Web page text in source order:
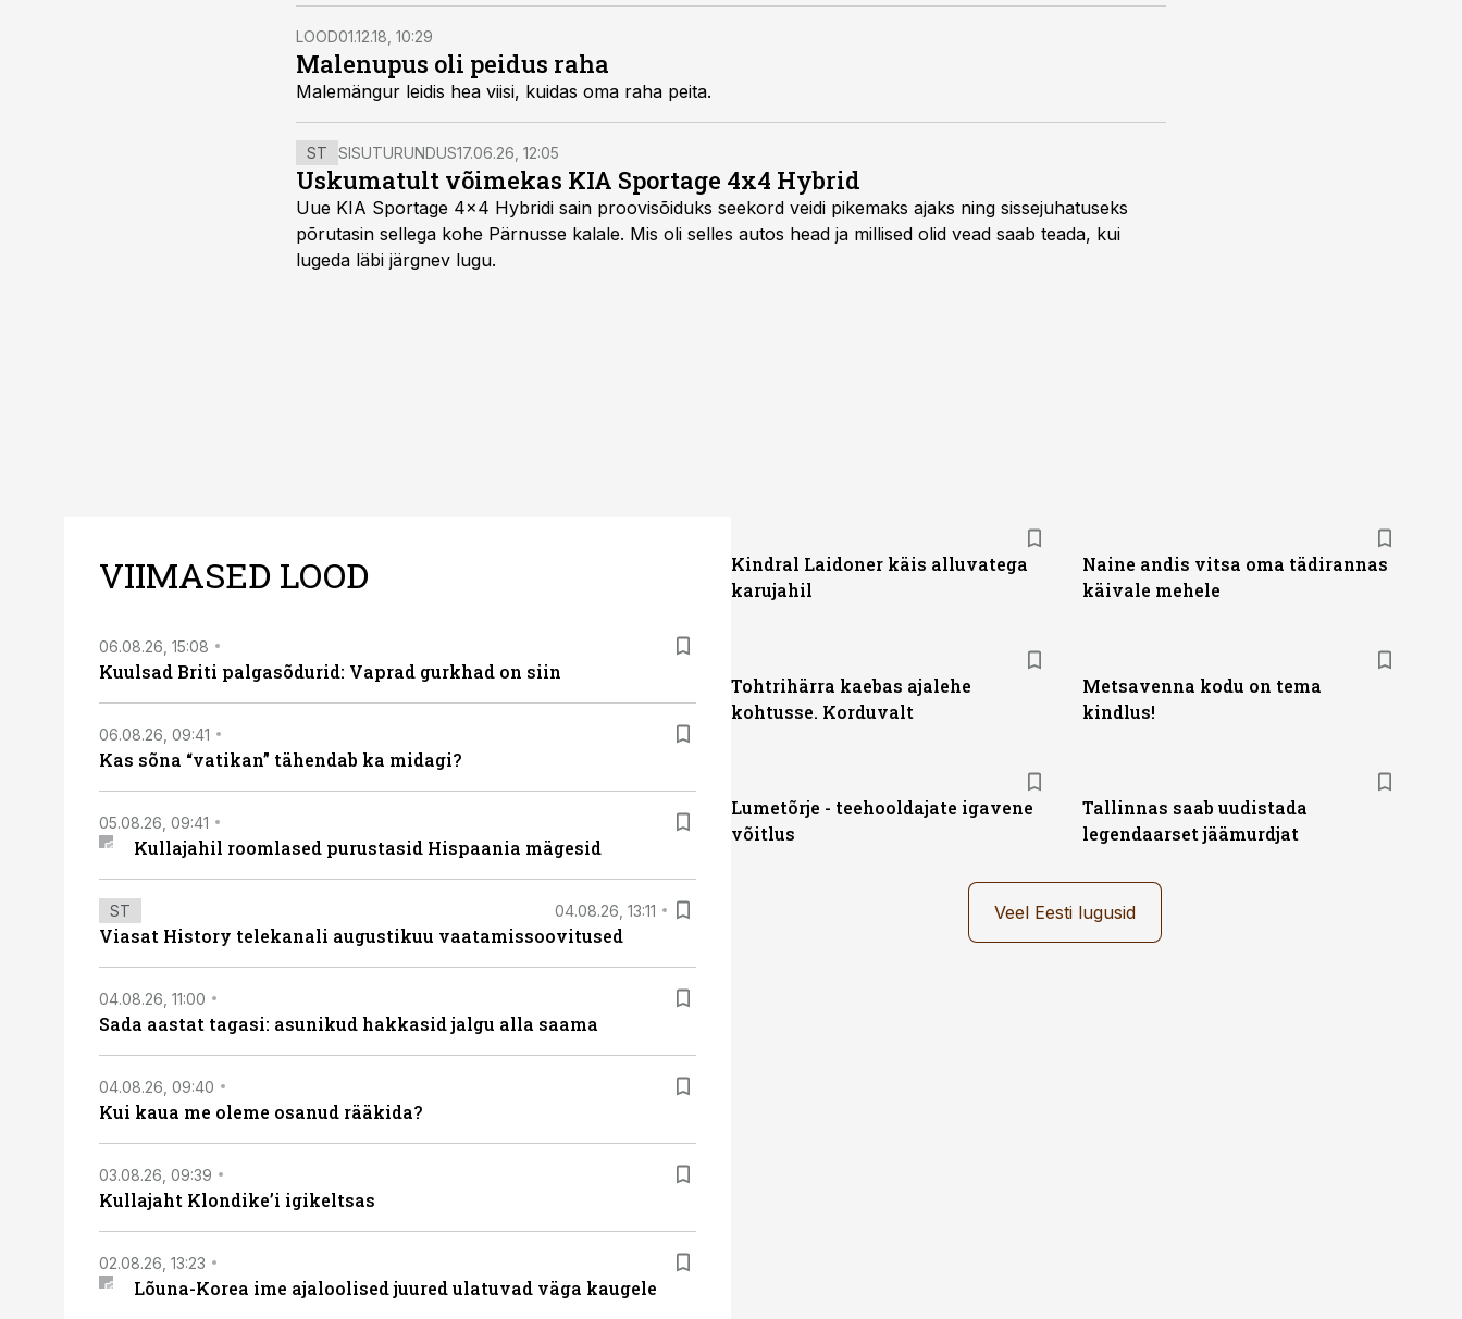
LOOD01.12.18, 10:29
Malenupus oli peidus raha
Malemängur leidis hea viisi, kuidas oma raha peita.
ST SISUTURUNDUS17.06.26, 12:05
Uskumatult võimekas KIA Sportage 4x4 Hybrid
Uue KIA Sportage 4x4 Hybridi sain proovisõiduks seekord veidi pikemaks ajaks ning sissejuhatuseks
põrutasin sellega kohe Pärnusse kalale. Mis oli selles autos head ja millised olid vead saab teada, kui
lugeda läbi järgnev lugu.
VIIMASED LOOD
06.08.26, 15:08
Kuulsad Briti palgasõdurid: Vaprad gurkhad on siin
06.08.26, 09:41
Kas sõna “vatikan” tähendab ka midagi?
05.08.26, 09:41
Kullajahil roomlased purustasid Hispaania mägesid
ST 04.08.26, 13:11
Viasat History telekanali augustikuu vaatamissoovitused
04.08.26, 11:00
Sada aastat tagasi: asunikud hakkasid jalgu alla saama
04.08.26, 09:40
Kui kaua me oleme osanud rääkida?
03.08.26, 09:39
Kullajaht Klondike’i igikeltsas
02.08.26, 13:23
Lõuna-Korea ime ajaloolised juured ulatuvad väga kaugele
Kindral Laidoner käis alluvatega
karujahil
Naine andis vitsa oma tädirannas
käivale mehele
Tohtrihärra kaebas ajalehe
kohtusse. Korduvalt
Metsavenna kodu on tema
kindlus!
Lumetõrje - teehooldajate igavene
võitlus
Tallinnas saab uudistada
legendaarset jäämurdjat
Veel Eesti lugusid